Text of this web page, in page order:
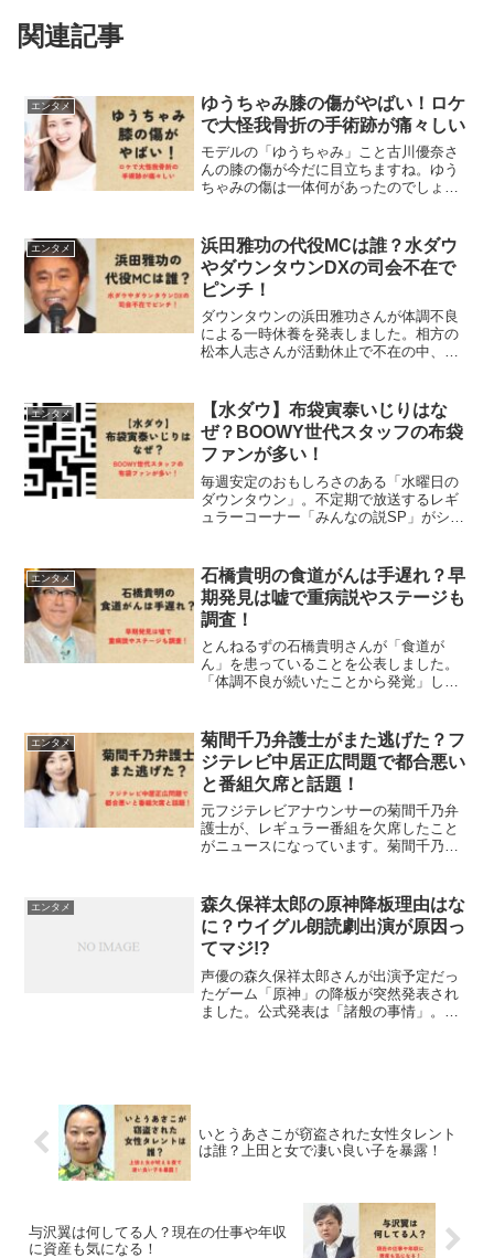
関連記事
エンタメ
ゆうちゃみ膝の傷がやばい！ロケ
で大怪我骨折の手術跡が痛々しい
モデルの「ゆうちゃみ」こと古川優奈さ
んの膝の傷が今だに目立ちますね。ゆう
ちゃみの傷は一体何があったのでしょう
エンタメ
浜田雅功の代役MCは誰？水ダウ
やダウンタウンDXの司会不在で
ピンチ！
ダウンタウンの浜田雅功さんが体調不良
による一時休養を発表しました。相方の
松本人志さんが活動休止で不在の中、ダ
組への影響は大きいです。水ダウやダウ
ンタウンDXなど、現在でも絶大な人気を
誇る番組が多いですからね。浜ちゃんの
代役MCは一体だれになるのでしょうか？
エンタメ
【水ダウ】布袋寅泰いじりはな
ぜ？BOOWY世代スタッフの布袋
ファンが多い！
毎週安定のおもしろさのある「水曜日の
ダウンタウン」。不定期で放送するレギ
ュラーコーナー「みんなの説SP」がショ
えば、必ず登場するのがギタリスト布袋
寅泰さんに関する説。水...
エンタメ
石橋貴明の食道がんは手遅れ？早
期発見は嘘で重病説やステージも
調査！
とんねるずの石橋貴明さんが「食道が
ん」を患っていることを公表しました。
「体調不良が続いたことから発覚」した
で手遅れなのでは？」と心配の声も上が
っています。石橋貴明さんの食道がんは
本当に早期発見なのでしょうか？石橋貴
明さんの本当の「がんのステージ」につ
いても真相を深ぼっていきます。
エンタメ
菊間千乃弁護士がまた逃げた？フ
ジテレビ中居正広問題で都合悪い
と番組欠席と話題！
元フジテレビアナウンサーの菊間千乃弁
護士が、レギュラー番組を欠席したこと
がニュースになっています。菊間千乃弁
の翌日の生放送を欠席しています。菊間
千乃がまた逃げた！とSN...
エンタメ
森久保祥太郎の原神降板理由はな
に？ウイグル朗読劇出演が原因っ
てマジ!?
声優の森久保祥太郎さんが出演予定だっ
たゲーム「原神」の降板が突然発表され
ました。公式発表は「諸般の事情」。理
いとうあさこが窃盗された女性タレント
は誰？上田と女で凄い良い子を暴露！
与沢翼は何してる人？現在の仕事や年収
に資産も気になる！